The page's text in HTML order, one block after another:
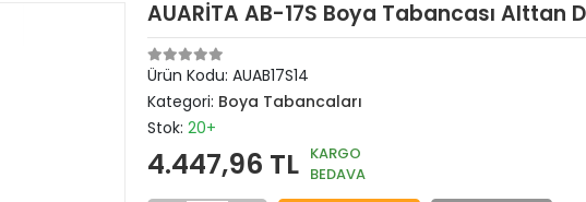
AUARİTA AB-17S Boya Tabancası Alttan
Ürün Kodu: AUAB17S14
Kategori: Boya Tabancaları
Stok: 20+
4.447,96 TL KARGO
BEDAVA